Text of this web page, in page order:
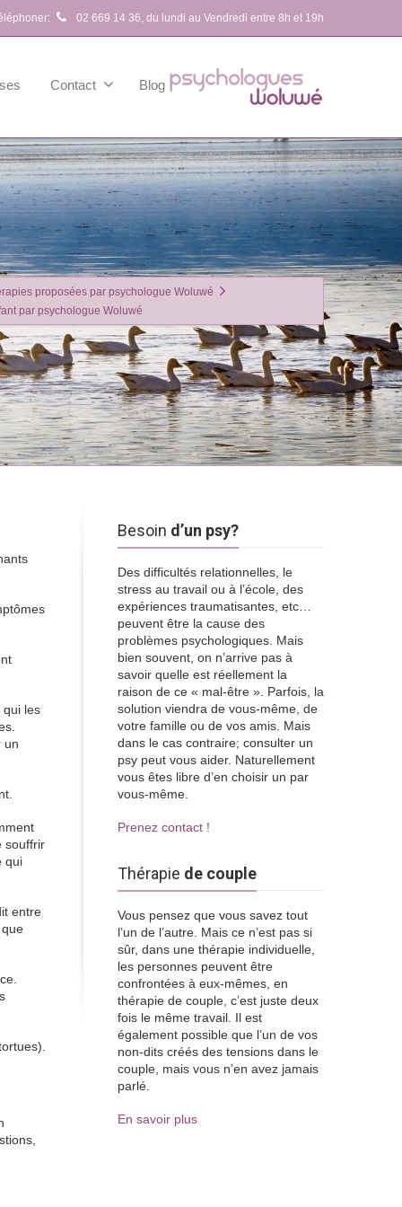
02 669 14 36, du lundi au Vendredi entre 8h et 19h
Contact Blog
proposées par psychologue Woluwé
par psychologue Woluwé
qui les
un
souffrir
qui
entre
Besoin d’un psy?
Des difficultés relationnelles, le
stress au travail ou à l’école, des
expériences traumatisantes, etc…
peuvent être la cause des
problèmes psychologiques. Mais
bien souvent, on n’arrive pas à
savoir quelle est réellement la
raison de ce « mal-être ». Parfois, la
solution viendra de vous-même, de
votre famille ou de vos amis. Mais
dans le cas contraire; consulter un
psy peut vous aider. Naturellement
vous êtes libre d’en choisir un par
vous-même.
Prenez contact !
Thérapie de couple
Vous pensez que vous savez tout
l’un de l’autre. Mais ce n’est pas si
sûr, dans une thérapie individuelle,
les personnes peuvent être
confrontées à eux-mêmes, en
thérapie de couple, c’est juste deux
fois le même travail. Il est
également possible que l’un de vos
non-dits créés des tensions dans le
couple, mais vous n’en avez jamais
parlé.
En savoir plus